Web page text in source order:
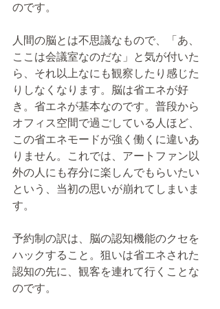
のです。
人間の脳とは不思議なもので、「あ、
ここは会議室なのだな」と気が付いた
ら、それ以上なにも観察したり感じた
りしなくなります。脳は省エネが好
き。省エネが基本なのです。普段から
オフィス空間で過ごしている人ほど、
この省エネモードが強く働くに違いあ
りません。これでは、アートファン以
外の人にも存分に楽しんでもらいたい
という、当初の思いが崩れてしまいま
す。
予約制の訳は、脳の認知機能のクセを
ハックすること。狙いは省エネされた
認知の先に、観客を連れて行くことな
のです。